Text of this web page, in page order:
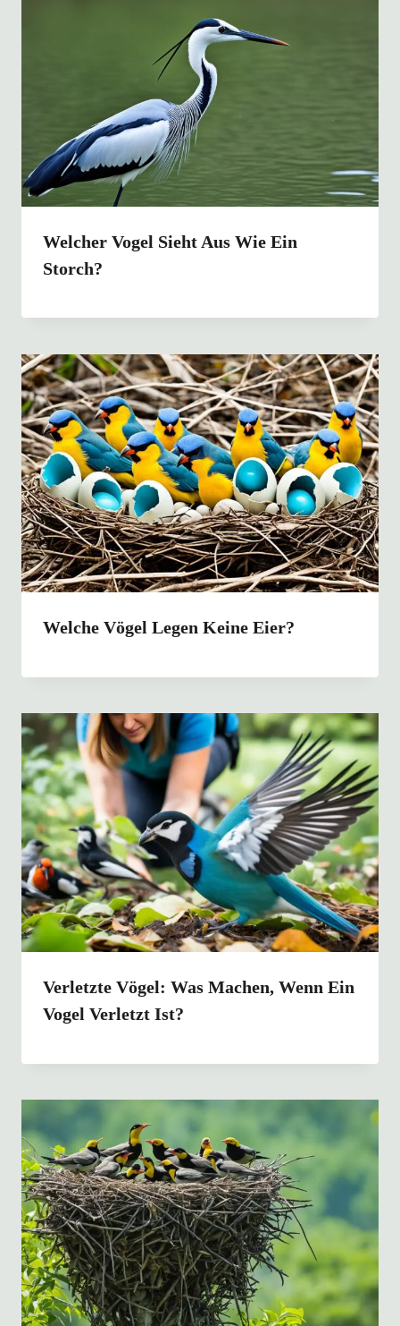
Welcher Vogel Sieht Aus Wie Ein
Storch?
Welche Vögel Legen Keine Eier?
Verletzte Vögel: Was Machen, Wenn Ein
Vogel Verletzt Ist?